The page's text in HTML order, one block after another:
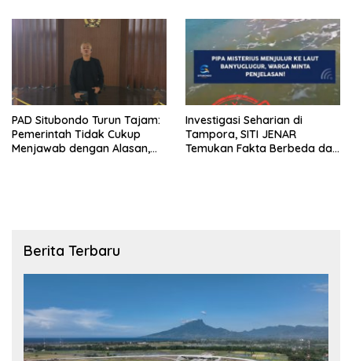
PAD Situbondo Turun Tajam:
Pemerintah Tidak Cukup
Menjawab dengan Alasan,
Investigasi Seharian di
Tampora, SITI JENAR
Temukan Fakta Berbeda dari
Berita Terbaru